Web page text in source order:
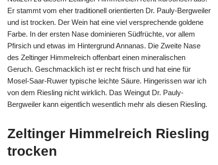
Er stammt vom eher traditionell orientierten Dr. Pauly-Bergweiler
und ist trocken. Der Wein hat eine viel versprechende goldene
Farbe. In der ersten Nase dominieren Südfrüchte, vor allem
Pfirsich und etwas im Hintergrund Annanas. Die Zweite Nase
des Zeltinger Himmelreich offenbart einen mineralischen
Geruch. Geschmacklich ist er recht frisch und hat eine für
Mosel-Saar-Ruwer typische leichte Säure. Hingerissen war ich
von dem Riesling nicht wirklich. Das Weingut Dr. Pauly-
Bergweiler kann eigentlich wesentlich mehr als diesen Riesling.
Zeltinger Himmelreich Riesling
trocken